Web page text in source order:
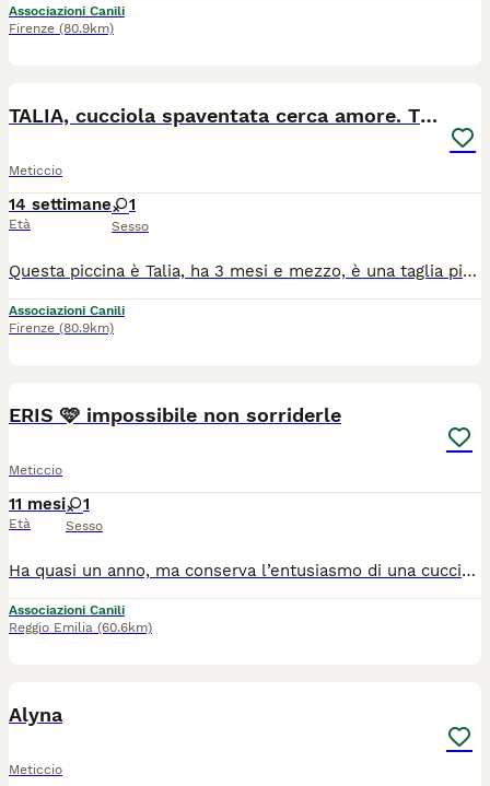
Associazioni Canili
Firenze (80.9km)
TALIA, cucciola spaventata cerca amore. TG PICCOLA
Meticcio
14 settimane
Età
1
Sesso
Questa piccina è Talia, ha 3 mesi e mezzo, è una taglia piccola (10-12kg ca, la mamma è 8kg - possiamo mandarvi delle foto). Dalle foto sembra più grossa ma è una scriccioletta, e purtroppo sta trascorrendo la prima parte della sua vita, quella che dovrebbe essere più felice e spensierata, dietro le sbarre di un box di canile. Vedere una cucciola così piccina in un contesto del genere spezza il cuore: il canile è un luogo troppo freddo, triste e difficile per una creatura che dovrebbe esplorare il mondo sul morbido, tra un gioco e un riposino. Al primo impatto Talia è una cucciola un po' timida e timorosa. Il mondo le fa ancora un po' paura e tende a fare un passo indietro davanti a chi non conosce. Ma basta davvero poco per conquistarla: un po' di pazienza, dolcezza delicatezza. Quando capisce di essere al sicuro, la sua timidezza lascia spazio a una dolcezza disarmante. Le piacciono invece tantissimo gli altri cani, da subito! Noi siamo innamorati di Talia e dei suoi adorabili e simpaticissimi baffetti che la rendono unica e speriamo che conquisti anche voi. Cerchiamo una famiglia tranquilla, dolce e paziente, che non pretenda tutto subito ma che sia pronta a comprenderla, amarla a regalarle la vita che merita, lontano dal canile. Cerca casa in TOSCANA. Se siete interessati contattateci via WHATSAPP al 3890452494. Mandateci un messaggio di presentazione (raccontandoci un po' di voi, di dove vivrebbe e della vita che farebbe in vostra compagnia). Vi richiameremo.
Associazioni Canili
Firenze (80.9km)
ERIS 🩷 impossibile non sorriderle
Meticcio
11 mesi
Età
1
Sesso
Ha quasi un anno, ma conserva l’entusiasmo di una cucciola. Basta guardarla negli occhi per capire che ha una sola voglia: condividere ogni giornata con la sua famiglia. CUCCIOLA DI UN ANNO CERCA CASA🩷 VIVE IN CANILE ERIS è una splendida cucciolona di quasi un anno, taglia media💓. È un incrocio pastore, ha un carattere dolce e dinamico, va d'accordo con i cani maschi. Gliela diamo una casina?🥰 📍Si trova in Calabria ma cerca casa al centro o nord Italia PREVIO preaffido e questionario conoscitivo. ✅️ Arriva da voi con documenti in regola e profilassi sanitaria eseguita, per questo chiediamo un RIMBORSO SPESE. Scriveteci PER ADOTTARLA! ☎️: 334 301 9914 O 340 726 9241 🖥: https://irandagidisola.it/ 📩 Mail: irandagidiisoladicaporizzuto@gmail.com 💬 Facebook Messenger e Instagram Direct
Associazioni Canili
Reggio Emilia (60.6km)
Alyna
Meticcio